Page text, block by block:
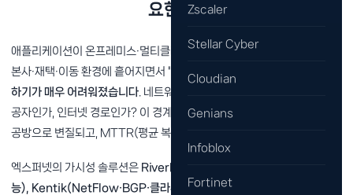
Zscaler
Stellar Cyber
Cloudian
Genians
Infoblox
Fortinet
요한가?
애플리케이션이 온프레미스·멀티클라우드·SaaS로 분산되고, 사용자마저
본사·재택·이동 환경에 흩어지면서 "느리다"는 사용자 민원의 원인을 추적
하기가 매우 어려워졌습니다. 네트워크인가, 애플리케이션인가, SaaS 제
공자인가, 인터넷 경로인가? 이 경계가 모호하면 장애 대응은 벤더 간 책임
공방으로 변질되고, MTTR(평균 복구 시간)은 한없이 길어집니다.
엑스퍼넷의 가시성 솔루션은 Riverbed Monitoring(패킷·세션·앱 성
능), Kentik(NetFlow·BGP·클라우드 트래픽), Stellar Cyber